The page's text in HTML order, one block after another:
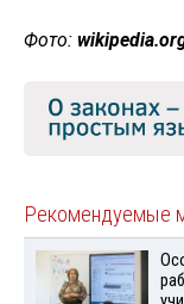
Фото:
Рекомендуемые